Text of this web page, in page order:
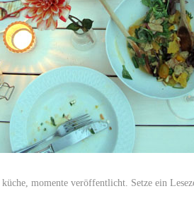
küche momente veröffentlicht. Setze ein